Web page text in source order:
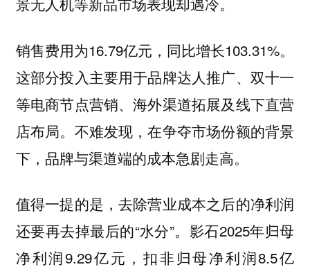
销售费用为16.79亿元，同比增长103.31%。
这部分投入主要用于品牌达人推广、双十一
等电商节点营销、海外渠道拓展及线下直营
店布局。不难发现，在争夺市场份额的背景
下，品牌与渠道端的成本急剧走高。
值得一提的是，去除营业成本之后的净利润
还要再去掉最后的“水分”。影石2025年归母
净利润9.29亿元，扣非归母净利润8.5亿